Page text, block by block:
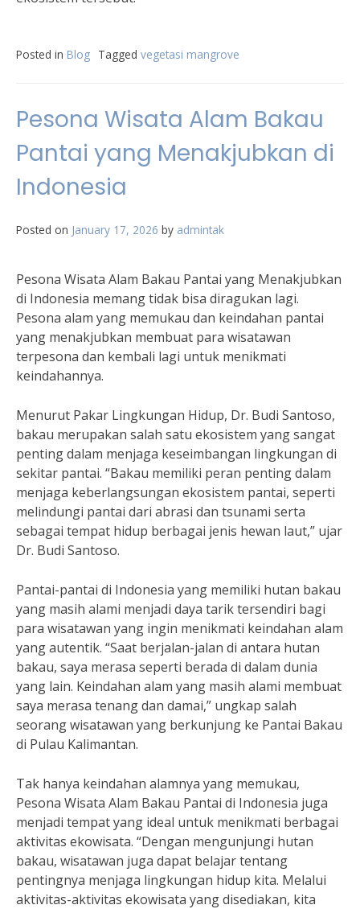
Posted in Blog Tagged vegetasi mangrove
Pesona Wisata Alam Bakau
Pantai yang Menakjubkan di
Indonesia
Posted on January 17, 2026 by admintak
Pesona Wisata Alam Bakau Pantai yang Menakjubkan
di Indonesia memang tidak bisa diragukan lagi.
Pesona alam yang memukau dan keindahan pantai
yang menakjubkan membuat para wisatawan
terpesona dan kembali lagi untuk menikmati
keindahannya.
Menurut Pakar Lingkungan Hidup, Dr. Budi Santoso,
bakau merupakan salah satu ekosistem yang sangat
penting dalam menjaga keseimbangan lingkungan di
sekitar pantai. “Bakau memiliki peran penting dalam
menjaga keberlangsungan ekosistem pantai, seperti
melindungi pantai dari abrasi dan tsunami serta
sebagai tempat hidup berbagai jenis hewan laut,” ujar
Dr. Budi Santoso.
Pantai-pantai di Indonesia yang memiliki hutan bakau
yang masih alami menjadi daya tarik tersendiri bagi
para wisatawan yang ingin menikmati keindahan alam
yang autentik. “Saat berjalan-jalan di antara hutan
bakau, saya merasa seperti berada di dalam dunia
yang lain. Keindahan alam yang masih alami membuat
saya merasa tenang dan damai,” ungkap salah
seorang wisatawan yang berkunjung ke Pantai Bakau
di Pulau Kalimantan.
Tak hanya keindahan alamnya yang memukau,
Pesona Wisata Alam Bakau Pantai di Indonesia juga
menjadi tempat yang ideal untuk menikmati berbagai
aktivitas ekowisata. “Dengan mengunjungi hutan
bakau, wisatawan juga dapat belajar tentang
pentingnya menjaga lingkungan hidup kita. Melalui
aktivitas-aktivitas ekowisata yang disediakan, kita